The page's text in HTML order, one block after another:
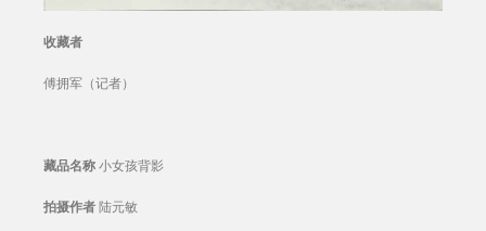
收藏者
傅拥军（记者）
藏品名称 小女孩背影
拍摄作者 陆元敏